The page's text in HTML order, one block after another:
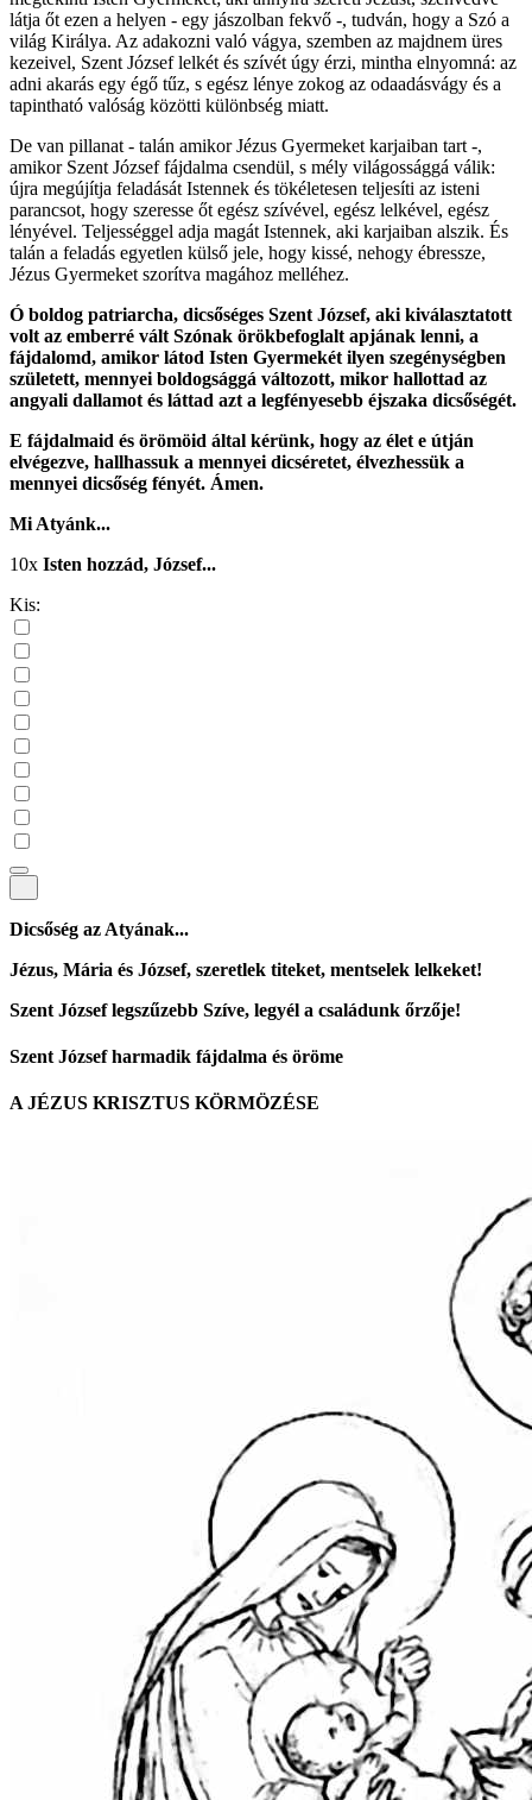
látja őt ezen a helyen - egy jászolban fekvő -, tudván, hogy a Szó a
világ Királya. Az adakozni való vágya, szemben az majdnem üres
kezeivel, Szent József lelkét és szívét úgy érzi, mintha elnyomná: az
adni akarás egy égő tűz, s egész lénye zokog az odaadásvágy és a
tapintható valóság közötti különbség miatt.
De van pillanat - talán amikor Jézus Gyermeket karjaiban tart -,
amikor Szent József fájdalma csendül, s mély világossággá válik:
újra megújítja feladását Istennek és tökéletesen teljesíti az isteni
parancsot, hogy szeresse őt egész szívével, egész lelkével, egész
lényével. Teljességgel adja magát Istennek, aki karjaiban alszik. És
talán a feladás egyetlen külső jele, hogy kissé, nehogy ébressze,
Jézus Gyermeket szorítva magához melléhez.
Ó boldog patriarcha, dicsőséges Szent József, aki kiválasztatott
volt az emberré vált Szónak örökbefoglalt apjának lenni, a
fájdalomd, amikor látod Isten Gyermekét ilyen szegénységben
született, mennyei boldogsággá változott, mikor hallottad az
angyali dallamot és láttad azt a legfényesebb éjszaka dicsőségét.
E fájdalmaid és örömöid által kérünk, hogy az élet e útján
elvégezve, hallhassuk a mennyei dicséretet, élvezhessük a
mennyei dicsőség fényét. Ámen.
Mi Atyánk...
10x Isten hozzád, József...
Kis:
Dicsőség az Atyának...
Jézus, Mária és József, szeretlek titeket, mentselek lelkeket!
Szent József legszűzebb Szíve, legyél a családunk őrzője!
Szent József harmadik fájdalma és öröme
A JÉZUS KRISZTUS KÖRMÖZÉSE